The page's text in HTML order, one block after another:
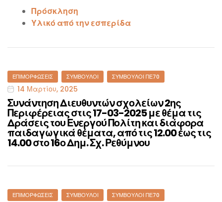
Πρόσκληση
Υλικό από την εσπερίδα
Categories
ΕΠΙΜΟΡΦΏΣΕΙΣ ΣΎΜΒΟΥΛΟΙ ΣΎΜΒΟΥΛΟΙ ΠΕ70
14 Μαρτίου, 2025
Συνάντηση Διευθυντών σχολείων 2ης
Περιφέρειας στις 17-03-2025 με θέμα τις
Δράσεις του Ενεργού Πολίτη και διάφορα
παιδαγωγικά θέματα, από τις 12.00 έως τις
14.00 στο 16ο Δημ. Σχ. Ρεθύμνου
Categories
ΕΠΙΜΟΡΦΏΣΕΙΣ ΣΎΜΒΟΥΛΟΙ ΣΎΜΒΟΥΛΟΙ ΠΕ70